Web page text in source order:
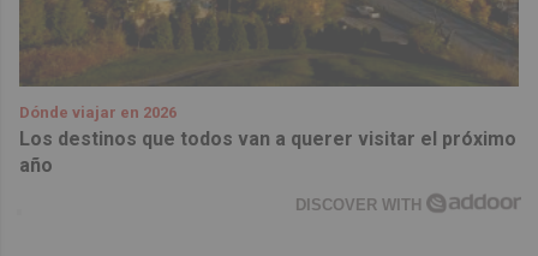
Dónde viajar en 2026
Los destinos que todos van a querer visitar el próximo
año
DISCOVER WITH